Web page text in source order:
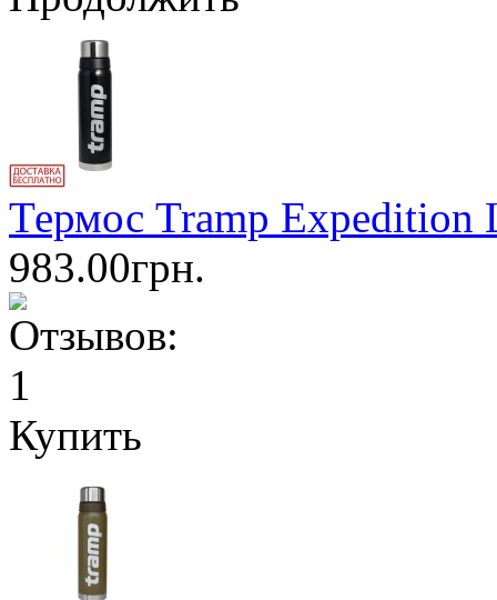
Термос Tramp Expedition
983.00грн.
Купить